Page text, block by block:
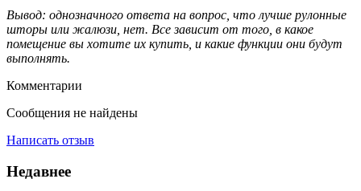
Вывод: однозначного ответа на вопрос, что лучше рулонные
шторы или жалюзи, нет. Все зависит от того, в какое
помещение вы хотите их купить, и какие функции они будут
выполнять.
Комментарии
Сообщения не найдены
Написать отзыв
Недавнее